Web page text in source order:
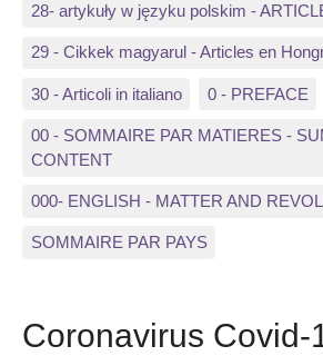
28- artykuły w języku polskim -
29 - Cikkek magyarul - Articles en
30 - Articoli in italiano 0 - PREFACE
00 - SOMMAIRE PAR MATIERES -
CONTENT
000- ENGLISH - MATTER AND
SOMMAIRE PAR PAYS
Coronavirus Covid-